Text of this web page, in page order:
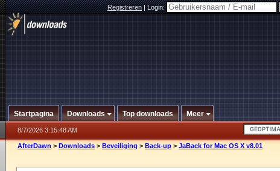
Registreren|Login:
Startpagina Downloads Top downloads Meer
8/7/2026 3:15:48 AM
AfterDawn > Downloads > Beveiliging > Back-up > JaBack for Mac OS X v8.01